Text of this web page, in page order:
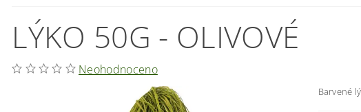
LÝKO 50G - OLIVOVÉ
Neohodnoceno
Barvené